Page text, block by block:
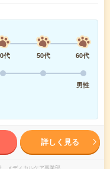
代 50代
60代
男性
詳しく見る